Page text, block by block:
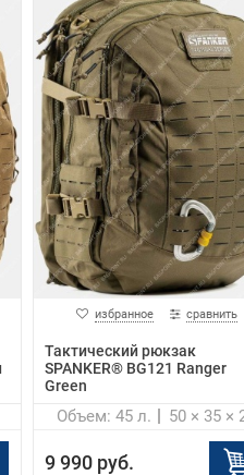
избранное сравнить
Тактический рюкзак
SPANKER® BG121 Ranger
Green
50 × 35 ×
Объем: 45 л.
9 990 руб.